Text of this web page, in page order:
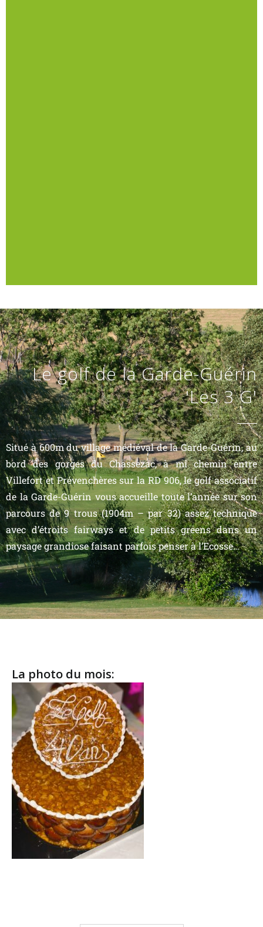
Le golf de la Garde-Guérin
'Les 3 G'
Situé à 600m du village médiéval de la Garde-Guérin, au
bord des gorges du Chassezac, à mi chemin entre
Villefort et Prévenchères sur la RD 906, le golf associatif
de la Garde-Guérin vous accueille toute l’année sur son
parcours de 9 trous (1904m – par 32) assez technique
avec d’étroits fairways et de petits greens dans un
paysage grandiose faisant parfois penser à l’Ecosse…
La photo du mois: